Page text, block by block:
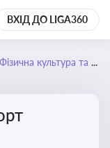
ВХІД ДО LIGA360
Фізична культура та спорт